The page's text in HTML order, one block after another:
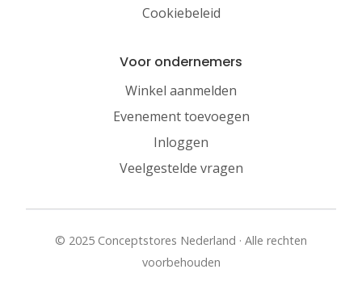
Cookiebeleid
Voor ondernemers
Winkel aanmelden
Evenement toevoegen
Inloggen
Veelgestelde vragen
© 2025 Conceptstores Nederland · Alle rechten
voorbehouden